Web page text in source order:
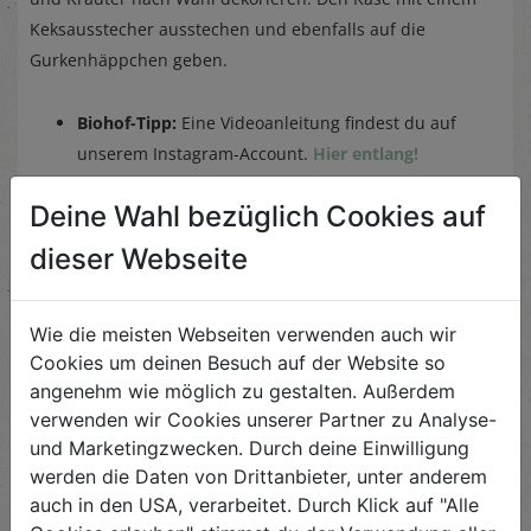
Keksausstecher ausstechen und ebenfalls auf die
Gurkenhäppchen geben.
Biohof-Tipp: Eine Videoanleitung findest du auf
unserem Instagram-Account. Hier entlang!
Ähnliche Rezepte
Sauerampfer-Aufsrich
Schwierigkeit
leicht
Deine Wahl bezüglich Cookies auf
dieser Webseite
Wie die meisten Webseiten verwenden auch wir
Cookies um deinen Besuch auf der Website so
angenehm wie möglich zu gestalten. Außerdem
verwenden wir Cookies unserer Partner zu Analyse-
und Marketingzwecken. Durch deine Einwilligung
werden die Daten von Drittanbieter, unter anderem
auch in den USA, verarbeitet. Durch Klick auf "Alle